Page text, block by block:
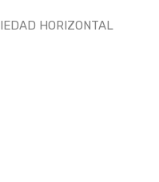
HORIZONTAL